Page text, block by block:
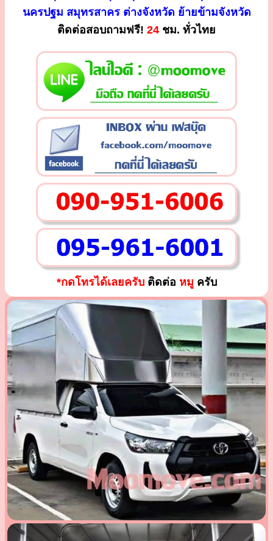
นครปฐม สมุทรสาคร ต่างจังหวัด ย้ายข้ามจังหวัด
ติดต่อสอบถามฟรี! 24 ชม. ทั่วไทย
*กดโทรได้เลยครับติดต่อ หมู ครับ